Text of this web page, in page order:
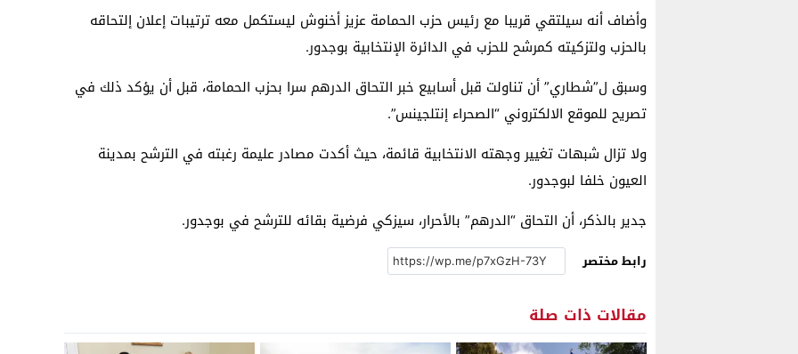
وأضاف أنه سيلتقي قريبا مع رئيس حزب الحمامة عزيز أخنوش ليستكمل معه ترتيبات إعلان إلتحاقه
بالحزب ولتزكيته كمرشح للحزب في الدائرة الإنتخابية بوجدور.
وسبق ل”شطاري” أن تناولت قبل أسابيع خبر التحاق الدرهم سرا بحزب الحمامة، قبل أن يؤكد ذلك في
تصريح للموقع الالكتروني “الصحراء إنتلجينس”.
ولا تزال شبهات تغيير وجهته الانتخابية قائمة، حيث أكدت مصادر عليمة رغبته في الترشح بمدينة
العيون خلفا لبوجدور.
جدير بالذكر، أن التحاق “الدرهم” بالأحرار، سيزكي فرضية بقائه للترشح في بوجدور.
رابط مختصر
مقالات ذات صلة